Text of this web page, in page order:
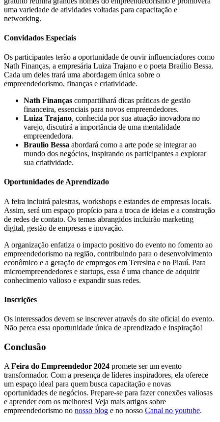
uma variedade de atividades voltadas para capacitação e
networking.
Convidados Especiais
Os participantes terão a oportunidade de ouvir influenciadores como
Nath Finanças, a empresária Luiza Trajano e o poeta Braúlio Bessa.
Cada um deles trará uma abordagem única sobre o
empreendedorismo, finanças e criatividade.
Nath Finanças compartilhará dicas práticas de gestão
financeira, essenciais para novos empreendedores.
Luiza Trajano, conhecida por sua atuação inovadora no
varejo, discutirá a importância de uma mentalidade
empreendedora.
Braulio Bessa abordará como a arte pode se integrar ao
mundo dos negócios, inspirando os participantes a explorar
sua criatividade.
Oportunidades de Aprendizado
A feira incluirá palestras, workshops e estandes de empresas locais.
Assim, será um espaço propício para a troca de ideias e a construção
de redes de contato. Os temas abrangidos incluirão marketing
digital, gestão de empresas e inovação.
A organização enfatiza o impacto positivo do evento no fomento ao
empreendedorismo na região, contribuindo para o desenvolvimento
econômico e a geração de empregos em Teresina e no Piauí. Para
microempreendedores e startups, essa é uma chance de adquirir
conhecimento valioso e expandir suas redes.
Inscrições
Os interessados devem se inscrever através do site oficial do evento.
Não perca essa oportunidade única de aprendizado e inspiração!
Conclusão
A Feira do Empreendedor 2024 promete ser um evento
transformador. Com a presença de líderes inspiradores, ela oferece
um espaço ideal para quem busca capacitação e novas
oportunidades de negócios. Prepare-se para fazer conexões valiosas
e aprender com os melhores! Veja mais artigos sobre
empreendedorismo no nosso blog e no nosso Canal no youtube.